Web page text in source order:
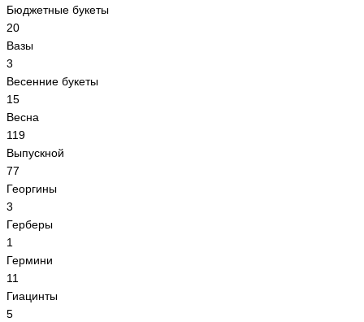
Бюджетные букеты
20
Вазы
3
Весенние букеты
15
Весна
119
Выпускной
77
Георгины
3
Герберы
1
Гермини
11
Гиацинты
5